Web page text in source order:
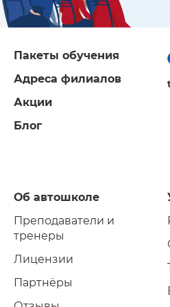
Пакеты обучения
Адреса филиалов
Акции
Блог
Об автошколе
Преподаватели и
тренеры
Лицензии
Партнёры